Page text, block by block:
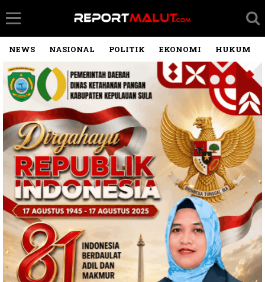
NEWS NASIONAL POLITIK EKONOMI HUKUM